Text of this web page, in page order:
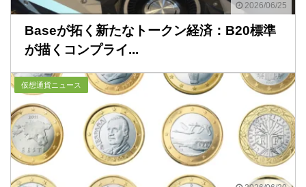
2026/06/25
Baseが拓く新たなトークン経済：B20標準
が描くコンプライ...
仮想通貨ニュース